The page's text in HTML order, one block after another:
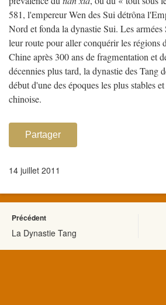
581, l'empereur Wen des Sui détrôna
Nord et fonda la dynastie Sui. Les
leur route pour aller conquérir les régions
Chine après 300 ans de fragmentation et
décennies plus tard, la dynastie des Tang
début d'une des époques les plus stables
chinoise.
Partager
14 juillet 2011
Précédent
La Dynastie Tang